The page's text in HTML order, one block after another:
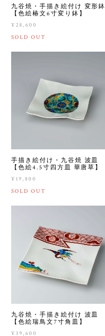
九谷焼・手描き絵付け 変形鉢
【色絵椿文6寸変り鉢】
¥28,600
SOLD OUT
手描き絵付け・九谷焼 波皿
【色絵4.5寸四方皿 華唐草】
¥19,800
SOLD OUT
九谷焼・手描き絵付け 波皿
【色絵瑞鳥文7寸角皿】
¥39,600